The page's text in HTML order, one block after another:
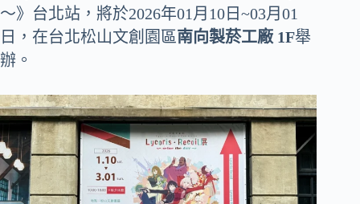
～》台北站，將於2026年01月10日~03月01
日，在台北松山文創園區南向製菸工廠 1F舉
辦。